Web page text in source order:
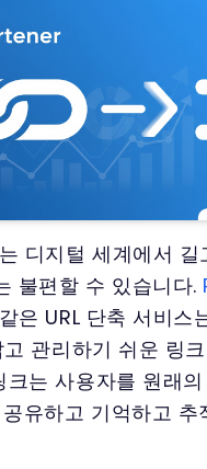
디지털 세계에서 길
불편할 수 있습니다.
은 URL 단축 서비스
고 관리하기 쉬운 링
크는 사용자를 원래의
유하고 기억하고 추